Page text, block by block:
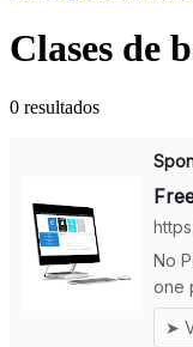
Clases de
0 resultados